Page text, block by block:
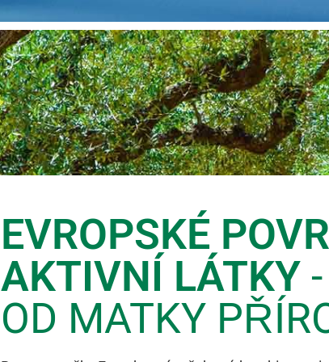
EVROPSKÉ
AKTIVNÍ LÁTKY
OD MATKY